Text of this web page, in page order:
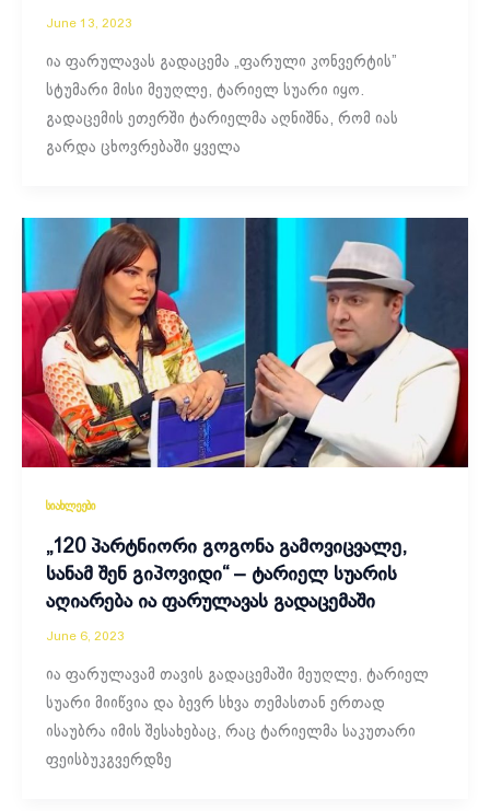
June 13, 2023
ია ფარულავას გადაცემა „ფარული კონვერტის”
სტუმარი მისი მეუღლე, ტარიელ სუარი იყო.
გადაცემის ეთერში ტარიელმა აღნიშნა, რომ იას
გარდა ცხოვრებაში ყველა
სიახლეები
„120 პარტნიორი გოგონა გამოვიცვალე,
სანამ შენ გიპოვიდი“ – ტარიელ სუარის
აღიარება ია ფარულავას გადაცემაში
June 6, 2023
ია ფარულავამ თავის გადაცემაში მეუღლე, ტარიელ
სუარი მიიწვია და ბევრ სხვა თემასთან ერთად
ისაუბრა იმის შესახებაც, რაც ტარიელმა საკუთარი
ფეისბუკგვერდზე